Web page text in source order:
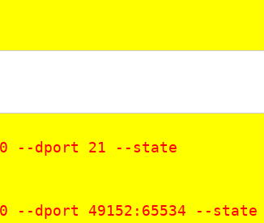
--dport 21 --state
--dport 49152:65534 --state